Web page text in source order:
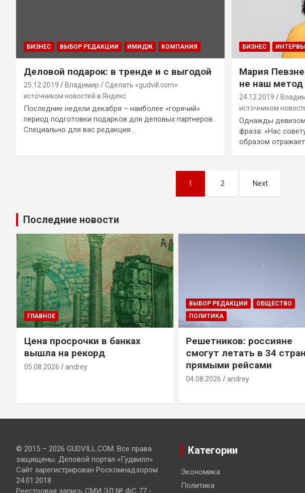
БИЗНЕС ВЫБОР РЕДАКЦИИ ИМИДЖ КОМПАНИЯ
Деловой подарок: в тренде и с выгодой
25.12.2019 Владимир
Сделать «gudvill.com»
источником новостей в Яндекс
Последние недели декабря – наиболее «горячий»
период подготовки подарков для деловых партнеров.
Специально для вас редакция…
БИЗНЕС
Мария
не наш метод
24.12.2019
источником
Однажды
фраза: «Нас
образом
записям
1 2 Next
Последние новости
ГЛАВНОЕ
Цена просрочки в банках
вышла на рекорд
05.08.2026 andrey
ВЫБОР РЕДАКЦИИ
ОБЩЕСТВО
ПОЛИТИКА
Решетников: россияне
смогут летать в 34
прямыми рейсами
04.08.2026 andrey
© 2015 – 2026 GUDVILL.COM. Все права
защищены. Деловой портал «Гудвилл»
Сайт зарегистрирован Роскомнадзором
24.01.2018
Реестровая запись СМИ ЭЛ № ФС 77 -
Категории
Экономика
Политика